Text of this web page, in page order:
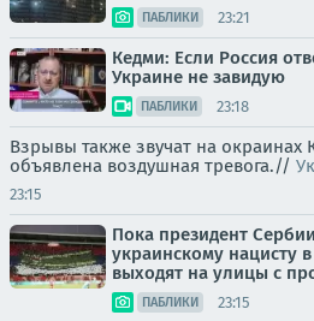
ПАБЛИКИ 23:21
Кедми: Если Россия
Украине не завидую
ПАБЛИКИ 23:18
Взрывы также звучат на окраинах
объявлена воздушная тревога.//
23:15
Пока президент
украинскому нацисту
выходят на улицы с
ПАБЛИКИ 23:15